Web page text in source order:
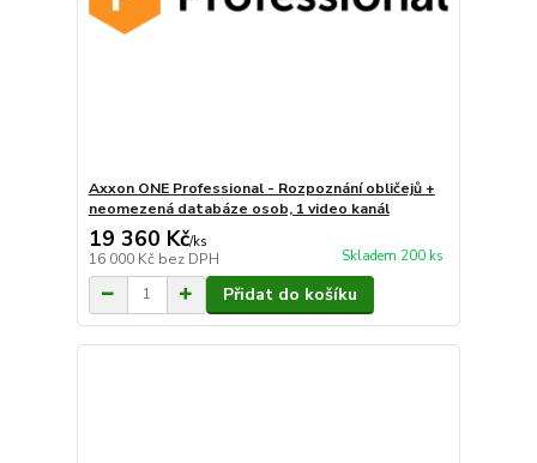
Axxon ONE Professional - Rozpoznání obličejů +
neomezená databáze osob, 1 video kanál
19 360 Kč/ks
16 000 Kč bez DPH Skladem 200 ks
Přidat do košíku